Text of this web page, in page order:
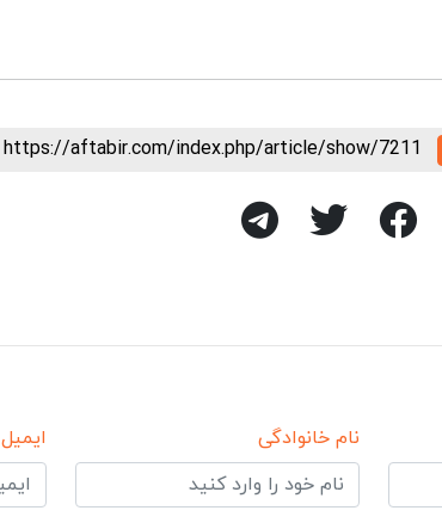
https://aftabir.com/index.php/article/show/7211
نام خانوادگی ایمیل